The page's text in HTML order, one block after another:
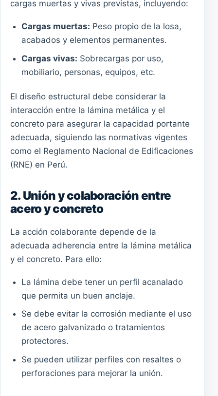
cargas muertas y vivas previstas, incluyendo:
Cargas muertas: Peso propio de la losa,
acabados y elementos permanentes.
Cargas vivas: Sobrecargas por uso,
mobiliario, personas, equipos, etc.
El diseño estructural debe considerar la
interacción entre la lámina metálica y el
concreto para asegurar la capacidad portante
adecuada, siguiendo las normativas vigentes
como el Reglamento Nacional de Edificaciones
(RNE) en Perú.
2. Unión y colaboración entre
acero y concreto
La acción colaborante depende de la
adecuada adherencia entre la lámina metálica
y el concreto. Para ello:
La lámina debe tener un perfil acanalado
que permita un buen anclaje.
Se debe evitar la corrosión mediante el uso
de acero galvanizado o tratamientos
protectores.
Se pueden utilizar perfiles con resaltes o
perforaciones para mejorar la unión.